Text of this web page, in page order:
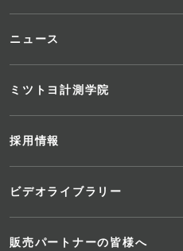
ニュース
ミツトヨ計測学院
採用情報
ビデオライブラリー
販売パートナーの皆様へ